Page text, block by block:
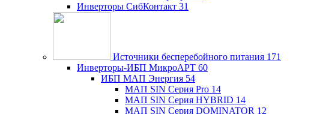
Инверторы СибКонтакт 31
Источники бесперебойного питания 171
Инверторы-ИБП МикроАРТ 60
ИБП МАП Энергия 54
МАП SIN Серия Pro 14
МАП SIN Серия HYBRID 14
МАП SIN Серия DOMINATOR 12